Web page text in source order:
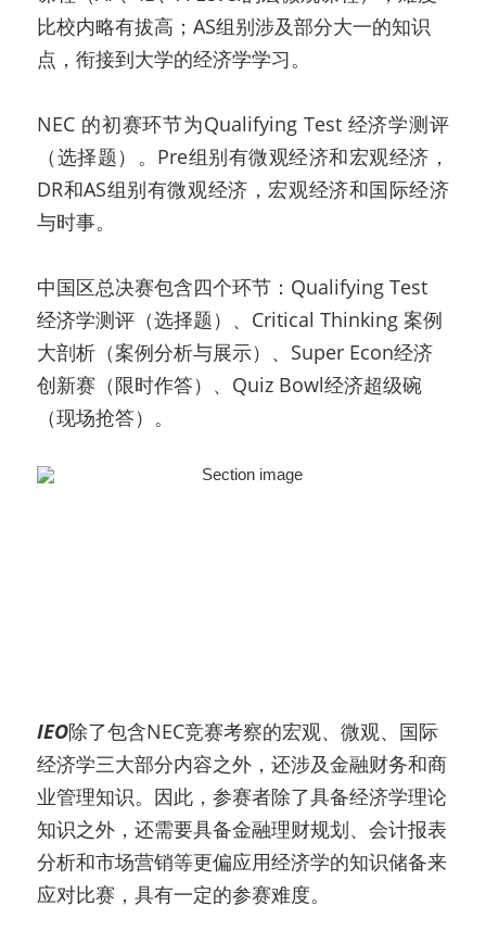
比校内略有拔⾼；AS组别涉及部分⼤⼀的知识
点，衔接到⼤学的经济学学习。
NEC 的初赛环节为Qualifying Test 经济学测评
（选择题）。Pre组别有微观经济和宏观经济，
DR和AS组别有微观经济，宏观经济和国际经济
与时事。
中国区总决赛包含四个环节：Qualifying Test
经济学测评（选择题）、Critical Thinking 案例
大剖析（案例分析与展示）、Super Econ经济
创新赛（限时作答）、Quiz Bowl经济超级碗
（现场抢答）。
IEO除了包含NEC竞赛考察的宏观、微观、国际
经济学三大部分内容之外，还涉及金融财务和商
业管理知识。因此，参赛者除了具备经济学理论
知识之外，还需要具备金融理财规划、会计报表
分析和市场营销等更偏应用经济学的知识储备来
应对比赛，具有一定的参赛难度。